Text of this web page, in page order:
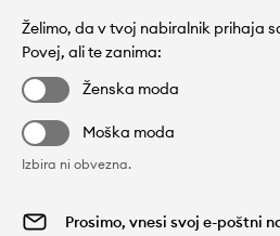
Želimo, da v tvoj nabiralnik prihaja
Povej, ali te zanima:
Ženska moda
Moška moda
Izbira ni obvezna.